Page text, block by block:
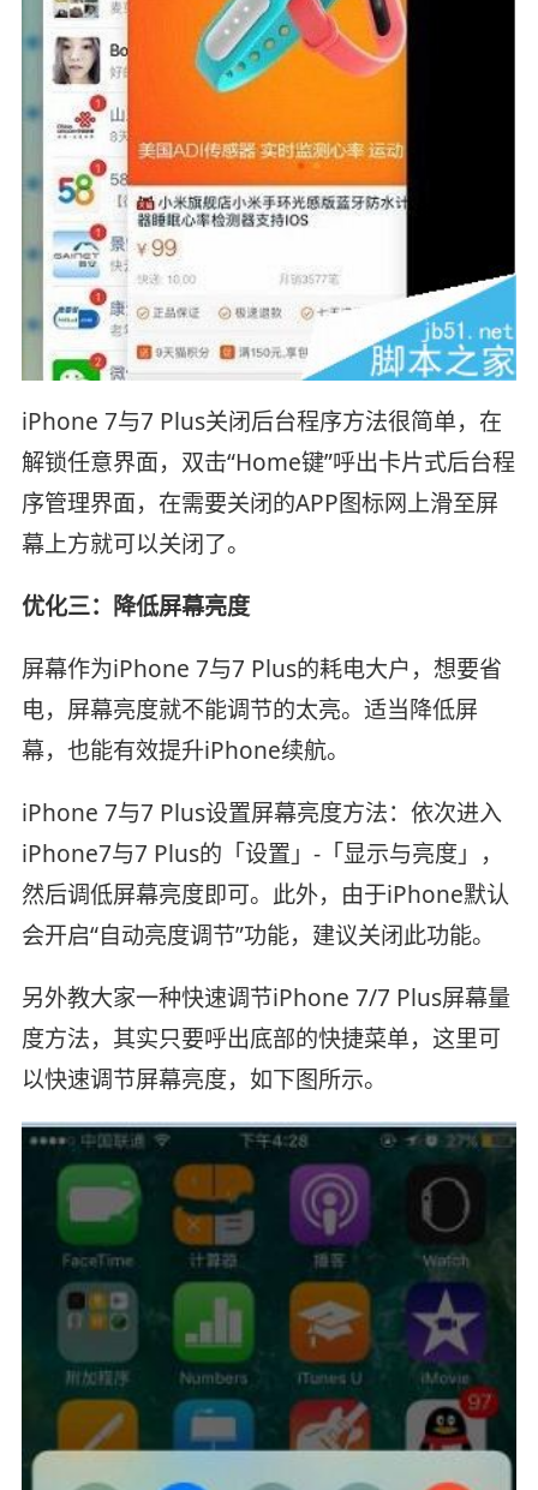
iPhone 7与7 Plus关闭后台程序方法很简单，在
解锁任意界面，双击“Home键”呼出卡片式后台程
序管理界面，在需要关闭的APP图标网上滑至屏
幕上方就可以关闭了。
优化三：降低屏幕亮度
屏幕作为iPhone 7与7 Plus的耗电大户，想要省
电，屏幕亮度就不能调节的太亮。适当降低屏
幕，也能有效提升iPhone续航。
iPhone 7与7 Plus设置屏幕亮度方法：依次进入
iPhone7与7 Plus的「设置」-「显示与亮度」，
然后调低屏幕亮度即可。此外，由于iPhone默认
会开启“自动亮度调节”功能，建议关闭此功能。
另外教大家一种快速调节iPhone 7/7 Plus屏幕量
度方法，其实只要呼出底部的快捷菜单，这里可
以快速调节屏幕亮度，如下图所示。